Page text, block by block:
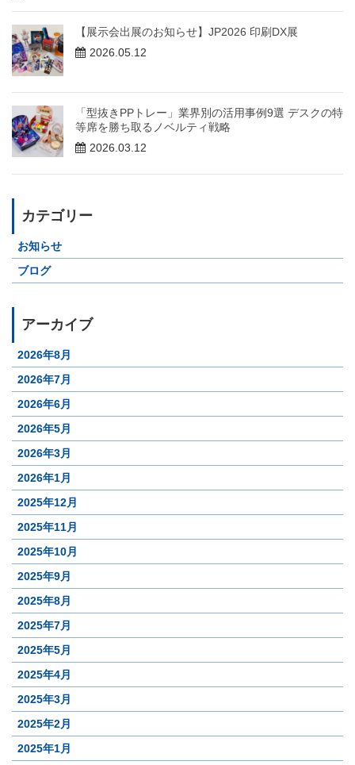
【展示会出展のお知らせ】JP2026 印刷DX展
2026.05.12
「型抜きPPトレー」業界別の活用事例9選 デスクの特
等席を勝ち取るノベルティ戦略
2026.03.12
カテゴリー
お知らせ
ブログ
アーカイブ
2026年8月
2026年7月
2026年6月
2026年5月
2026年3月
2026年1月
2025年12月
2025年11月
2025年10月
2025年9月
2025年8月
2025年7月
2025年5月
2025年4月
2025年3月
2025年2月
2025年1月